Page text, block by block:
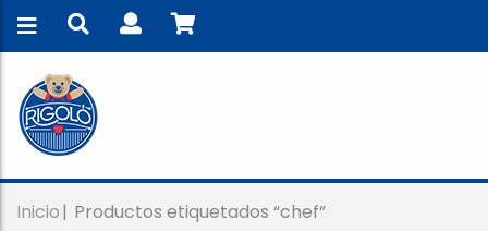
Inicio Productos etiquetados “chef”